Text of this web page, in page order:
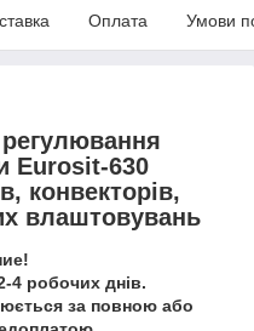
Оплата Умови
Eurosit-630
конвекторів,
влаштовувань
4 робочих днів.
за повною або